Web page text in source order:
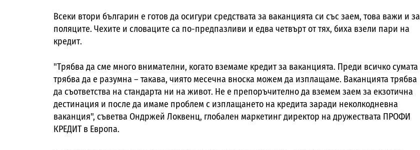
Всеки втори българин е готов да осигури средствата за ваканцията си със заем, това важи и за
поляците. Чехите и словаците са по-предпазливи и едва четвърт от тях, биха взели пари на
кредит.
"Трябва да сме много внимателни, когато вземаме кредит за ваканцията. Преди всичко сумата
трябва да е разумна – такава, чиято месечна вноска можем да изплащаме. Ваканцията трябва
да съответства на стандарта ни на живот. Не е препоръчително да вземем заем за екзотична
дестинация и после да имаме проблем с изплащането на кредита заради неколкодневна
ваканция", съветва Ондржей Локвенц, глобален маркетинг директор на дружествата ПРОФИ
КРЕДИТ в Европа.